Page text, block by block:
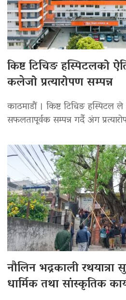
किष्ट टिचिङ हस्पिटलको
कलेजो प्रत्यारोपण सम्पन्न
काठमाडौं । किष्ट टिचिङ हस्पिटल
सफलतापूर्वक सम्पन्न गर्दै अंग
नौलिन भद्रकाली
धार्मिक तथा सांस्कृतिक